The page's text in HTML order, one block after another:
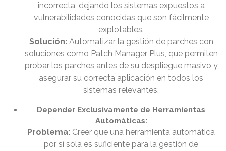
incorrecta, dejando los sistemas expuestos a
vulnerabilidades conocidas que son fácilmente
explotables.
Solución:Automatizar la gestión de parches con
soluciones como Patch Manager Plus, que permiten
probar los parches antes de su despliegue masivo y
asegurar su correcta aplicación en todos los
sistemas relevantes.
Depender Exclusivamente de Herramientas
Automáticas:
Problema: Creer que una herramienta automática
por sí sola es suficiente para la gestión de